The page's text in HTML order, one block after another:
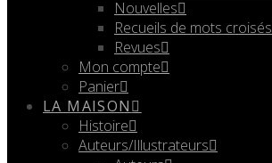
Nouvelles
Recueils de mots croisés
Revues
Mon compte
Panier
LA MAISON
Histoire
Auteurs/Illustrateurs